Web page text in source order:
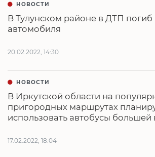
НОВОСТИ
В Тулунском районе в ДТП
автомобиля
20.02.2022, 14:30
НОВОСТИ
В Иркутской области на
пригородных маршрутах
использовать автобусы большей
17.02.2022, 18:04